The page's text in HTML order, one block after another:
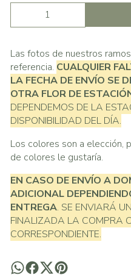
Las fotos de nuestros
referencia. CUALQUIER
LA FECHA DE ENVÍO SE
OTRA FLOR DE
DEPENDEMOS DE LA
DISPONIBILIDAD DEL DÍA.
Los colores son a elección,
de colores le gustaría.
EN CASO DE ENVÍO A
ADICIONAL
ENTREGA. SE ENVIARÁ
FINALIZADA LA COMPRA
CORRESPONDIENTE.